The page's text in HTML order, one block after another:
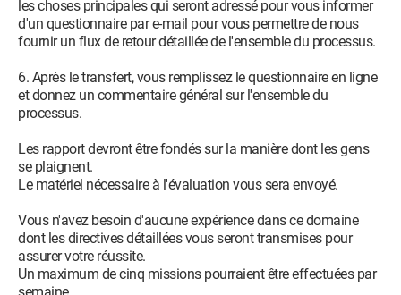
les choses principales qui seront adressé pour vous informer
d'un questionnaire par e-mail pour vous permettre de nous
fournir un flux de retour détaillée de l'ensemble du processus.
6. Après le transfert, vous remplissez le questionnaire en ligne
et donnez un commentaire général sur l'ensemble du
processus.
Les rapport devront être fondés sur la manière dont les gens
se plaignent.
Le matériel nécessaire à l'évaluation vous sera envoyé.
Vous n'avez besoin d'aucune expérience dans ce domaine
dont les directives détaillées vous seront transmises pour
assurer votre réussite.
Un maximum de cinq missions pourraient être effectuées par